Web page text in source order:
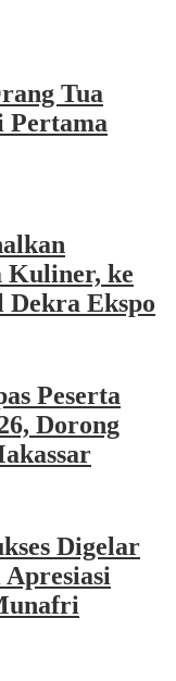
Tua
Pertama
Kuliner, ke
Ekspo
Peserta
Dorong
Digelar